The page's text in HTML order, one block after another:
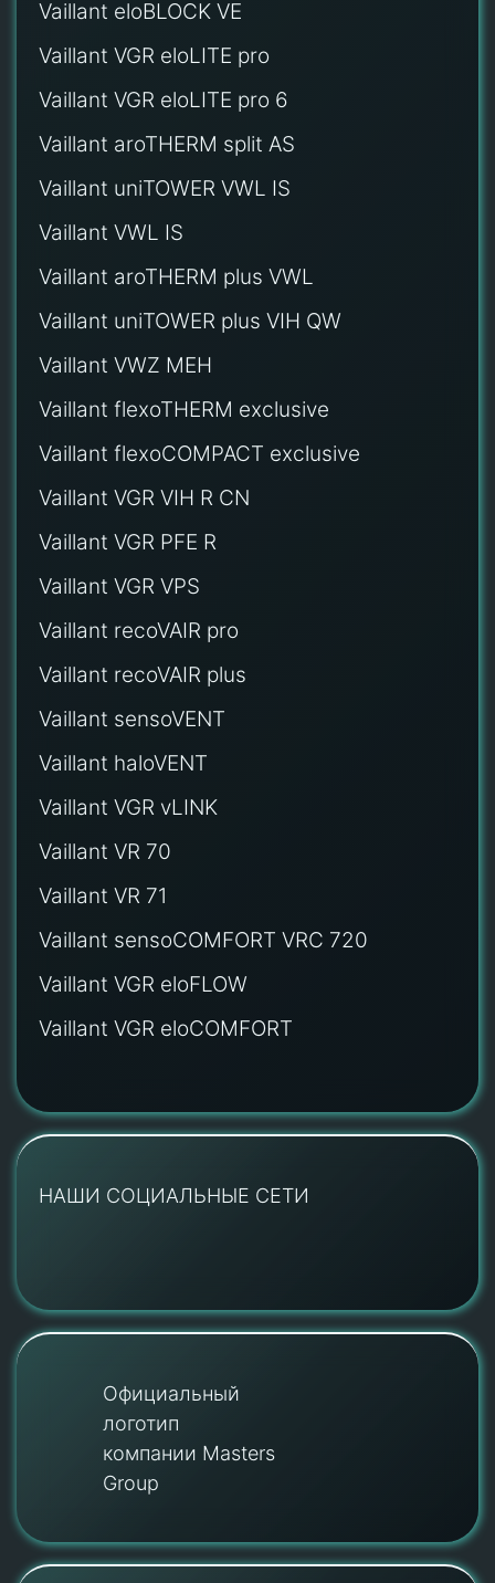
Vaillant eloBLOCK VE
Vaillant VGR eloLITE pro
Vaillant VGR eloLITE pro 6
Vaillant aroTHERM split AS
Vaillant uniTOWER VWL IS
Vaillant VWL IS
Vaillant aroTHERM plus VWL
Vaillant uniTOWER plus VIH QW
Vaillant VWZ MEH
Vaillant flexoTHERM exclusive
Vaillant flexoCOMPACT exclusive
Vaillant VGR VIH R CN
Vaillant VGR PFE R
Vaillant VGR VPS
Vaillant recoVAIR pro
Vaillant recoVAIR plus
Vaillant sensoVENT
Vaillant haloVENT
Vaillant VGR vLINK
Vaillant VR 70
Vaillant VR 71
Vaillant sensoCOMFORT VRC 720
Vaillant VGR eloFLOW
Vaillant VGR eloCOMFORT
НАШИ СОЦИАЛЬНЫЕ СЕТИ
Официальный
логотип
компании Masters
Group